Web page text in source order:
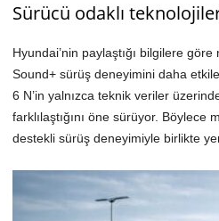
Sürücü odaklı
Hyundai’nin paylaştığı bilgilere
Sound+ sürüş deneyimini daha
6 N’in yalnızca teknik veriler
farklılaştığını öne sürüyor. Böylece
destekli sürüş deneyimiyle birlikte